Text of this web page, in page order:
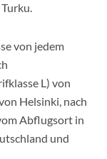
von jedem
L) von
Helsinki, nach
Abflugsort in
und